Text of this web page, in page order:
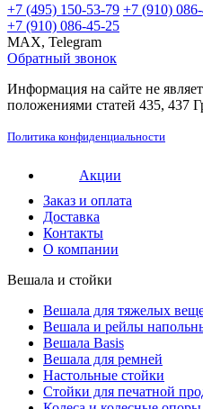
+7 (495) 150-53-79 +7 (910)
+7 (910) 086-45-25
MAX, Telegram
Обратный звонок
Информация на сайте не
положениями статей 435, 437
Политика конфиденциальности
Акции
Заказ и оплата
Доставка
Контакты
О компании
Вешала и стойки
Вешала для тяжелых
Вешала и рейлы
Вешала Basis
Вешала для ремней
Настольные стойки
Стойки для печатной